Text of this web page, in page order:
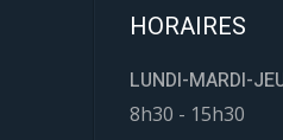
HORAIRES
LUNDI-MARDI-
8h30 - 15h30